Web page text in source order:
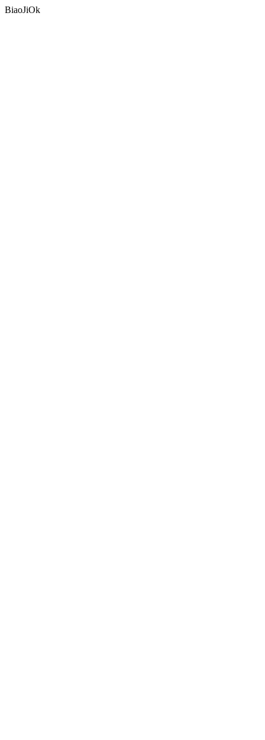
BiaoJiOk